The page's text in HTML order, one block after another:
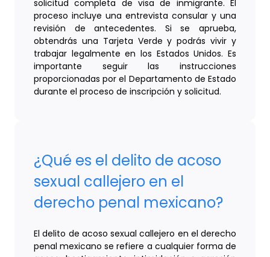
solicitud completa de visa de inmigrante. El
proceso incluye una entrevista consular y una
revisión de antecedentes. Si se aprueba,
obtendrás una Tarjeta Verde y podrás vivir y
trabajar legalmente en los Estados Unidos. Es
importante seguir las instrucciones
proporcionadas por el Departamento de Estado
durante el proceso de inscripción y solicitud.
¿Qué es el delito de acoso
sexual callejero en el
derecho penal mexicano?
El delito de acoso sexual callejero en el derecho
penal mexicano se refiere a cualquier forma de